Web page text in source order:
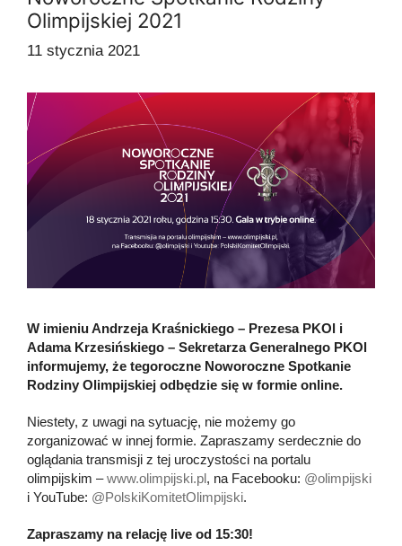
Olimpijskiej 2021
11 stycznia 2021
W imieniu Andrzeja Kraśnickiego – Prezesa PKOl i
Adama Krzesińskiego – Sekretarza Generalnego PKOl
informujemy, że tegoroczne Noworoczne Spotkanie
Rodziny Olimpijskiej odbędzie się w formie online.
Niestety, z uwagi na sytuację, nie możemy go
zorganizować w innej formie. Zapraszamy serdecznie do
oglądania transmisji z tej uroczystości na portalu
olimpijskim –www.olimpijski.pl, na Facebooku: @olimpijski
i YouTube: @PolskiKomitetOlimpijski.
Zapraszamy na relację live od 15:30!